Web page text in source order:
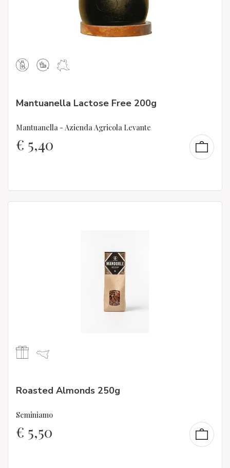
Mantuanella Lactose Free 200g
Mantuanella - Azienda Agricola Levante
€ 5,40
Roasted Almonds 250g
Seminiamo
€ 5,50